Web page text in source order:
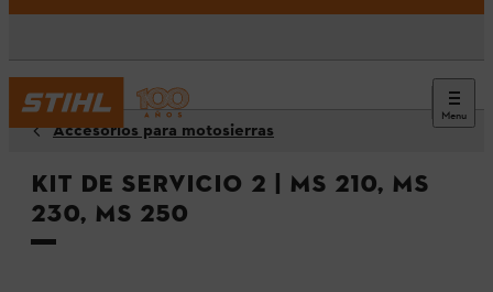
Menu
Accesorios para motosierras
Kit de Servicio 2 | MS 210, MS
230, MS 250